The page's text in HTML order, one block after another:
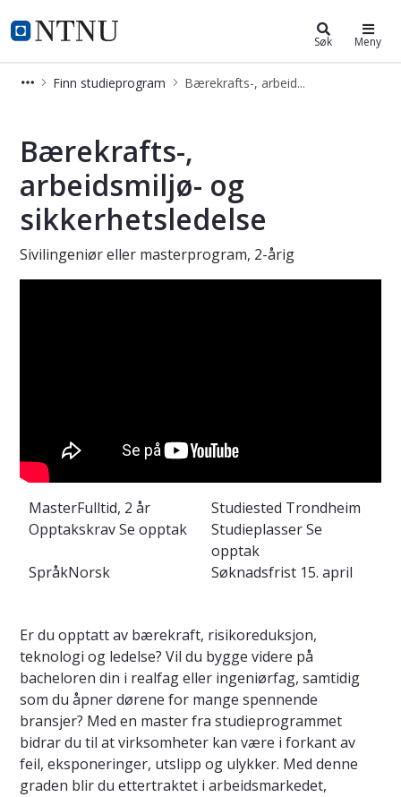
NTNU Hjemmeside
Bærekrafts-, arbeidsmiljø- og
Søk Meny
Finn studieprogram Bærekrafts-, arbeidsmiljø- og sikkerhetsledelse - master
Bærekrafts-,
arbeidsmiljø- og
sikkerhetsledelse
Sivilingeniør eller masterprogram, 2-årig
MasterFulltid, 2 år Studiested Trondheim
OpptakskravSe opptak StudieplasserSe
opptak
SpråkNorsk Søknadsfrist 15. april
Er du opptatt av bærekraft, risikoreduksjon,
teknologi og ledelse? Vil du bygge videre på
bacheloren din i realfag eller ingeniørfag, samtidig
som du åpner dørene for mange spennende
bransjer? Med en master fra studieprogrammet
bidrar du til at virksomheter kan være i forkant av
feil, eksponeringer, utslipp og ulykker. Med denne
graden blir du ettertraktet i arbeidsmarkedet,